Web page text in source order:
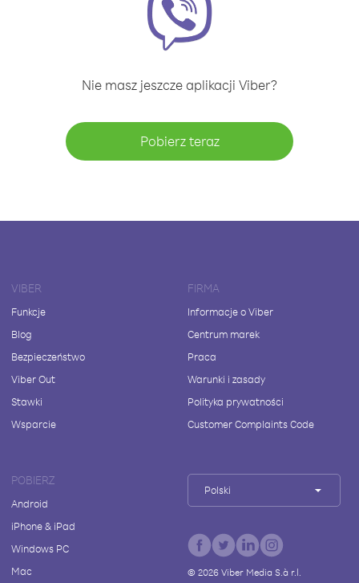
Nie masz jeszcze aplikacji Viber?
Pobierz teraz
VIBER
Funkcje
Blog
Bezpieczeństwo
Viber Out
Stawki
Wsparcie
FIRMA
Informacje o Viber
Centrum marek
Praca
Warunki i zasady
Polityka prywatności
Customer Complaints Code
POBIERZ
Android
iPhone & iPad
Windows PC
Mac
Polski
© 2026Viber Media S.à r.l.